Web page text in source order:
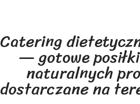
Catering
— gotowe
naturalnych
dostarczane na